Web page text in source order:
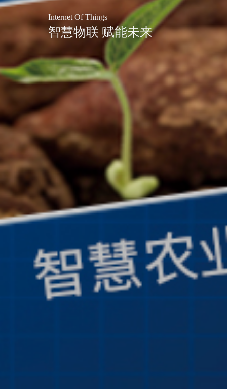
Internet Of Things
智慧物联 赋能未来